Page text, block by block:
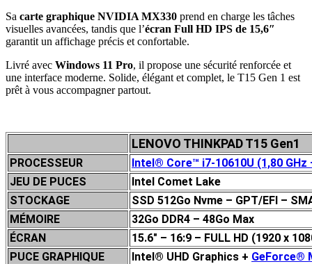
Sa carte graphique NVIDIA MX330 prend en charge les tâches
visuelles avancées, tandis que l’écran Full HD IPS de 15,6″
garantit un affichage précis et confortable.
Livré avec Windows 11 Pro, il propose une sécurité renforcée et
une interface moderne. Solide, élégant et complet, le T15 Gen 1 est
prêt à vous accompagner partout.
LENOVO THINKPAD T15 Gen1
PROCESSEUR
Intel® Core™ i7-10610U (1,80
JEU DE PUCES
Intel Comet Lake
STOCKAGE
SSD 512Go Nvme – GPT/EFI –
MÉMOIRE
32Go DDR4 – 48Go Max
ÉCRAN
15.6″ – 16:9 – FULL HD (1920 x
PUCE GRAPHIQUE
Intel® UHD Graphics + GeForce®